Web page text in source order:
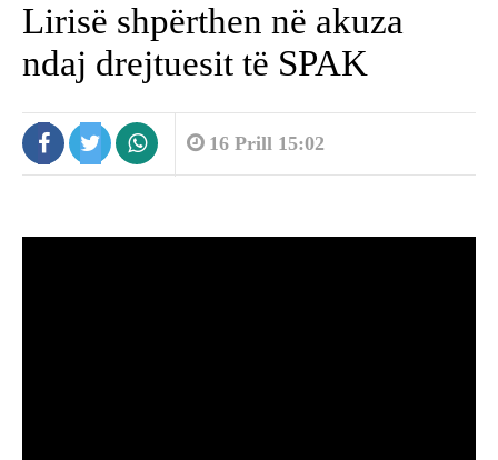
Lirisë shpërthen në akuza
ndaj drejtuesit të SPAK
16 Prill 15:02